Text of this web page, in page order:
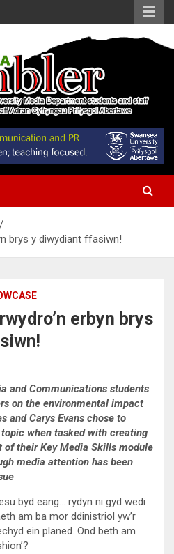
University Media Students
brys y diwydiant ffasiwn!
erbyn brys
and Communications students
on the environmental impact
and Carys Evans chose to
when tasked with creating
their Key Media Skills module
media attention has been
byd eang… rydyn ni gyd wedi
am ba mor ddinistriol yw’r
ein planed. Ond beth am